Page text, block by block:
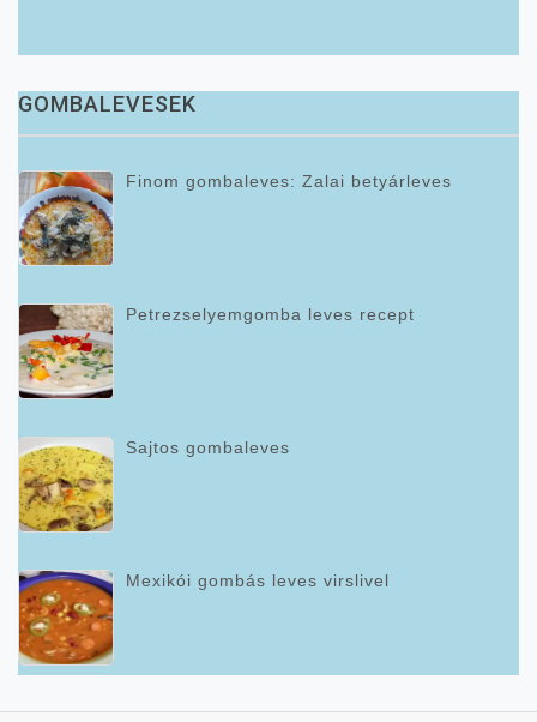
GOMBALEVESEK
Finom gombaleves: Zalai betyárleves
Petrezselyemgomba leves recept
Sajtos gombaleves
Mexikói gombás leves virslivel